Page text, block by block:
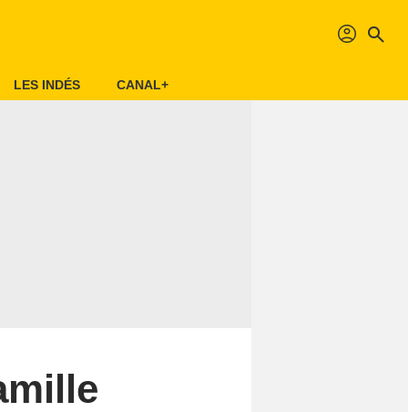
profil search
LES INDÉS CANAL+